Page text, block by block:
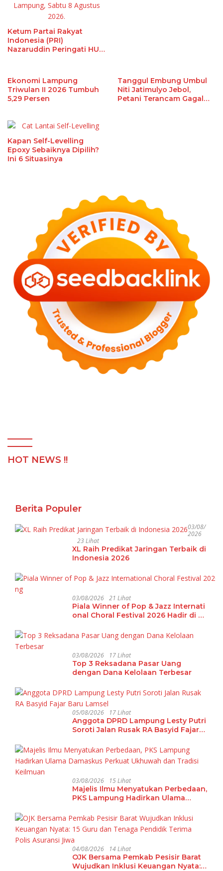
Ketum Partai Rakyat
Indonesia (PRI)
Nazaruddin Peringati HUT
Ekonomi Lampung
Triwulan II 2026 Tumbuh
5,29 Persen
Tanggul Embung Umbul
Niti Jatimulyo Jebol,
Petani Terancam Gagal
Kapan Self-Levelling
Epoxy Sebaiknya Dipilih?
Ini 6 Situasinya
HOT NEWS !!
Berita Populer
03/08/
2026
23 Lihat
XL Raih Predikat Jaringan Terbaik di
Indonesia 2026
03/08/2026 21 Lihat
Piala Winner of Pop & Jazz Internati
onal Choral Festival 2026 Hadir di La
03/08/2026 17 Lihat
Top 3 Reksadana Pasar Uang
dengan Dana Kelolaan Terbesar
05/08/2026 17 Lihat
Anggota DPRD Lampung Lesty Putri
Soroti Jalan Rusak RA Basyid Fajar
03/08/2026 15 Lihat
Majelis Ilmu Menyatukan Perbedaan,
PKS Lampung Hadirkan Ulama
Tradisi Keilmuan
04/08/2026 14 Lihat
OJK Bersama Pemkab Pesisir Barat
Wujudkan Inklusi Keuangan Nyata: